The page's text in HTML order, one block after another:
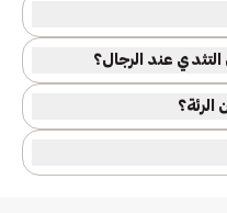
عند الرجال؟